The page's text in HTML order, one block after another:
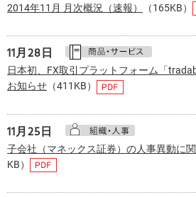
2014年11月 月次概況（速報） （165KB）
11月28日
日本初、FX取引プラットフォーム「
お知らせ （411KB）
11月25日
子会社（マネックス証券）の人事異動に
KB）